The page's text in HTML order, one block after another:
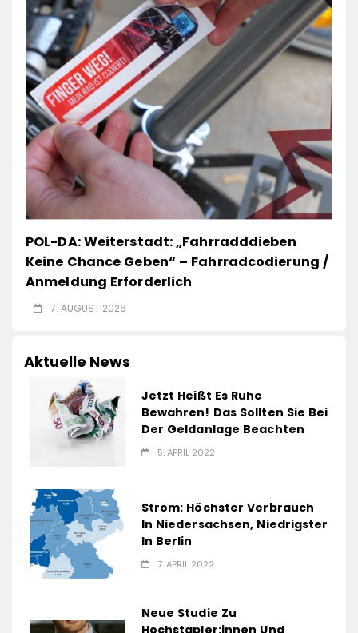
POL-DA: Weiterstadt: „Fahrradddieben
Keine Chance Geben“ – Fahrradcodierung /
Anmeldung Erforderlich
7. AUGUST 2026
Aktuelle News
Jetzt Heißt Es Ruhe
Bewahren! Das Sollten Sie Bei
Der Geldanlage Beachten
5. APRIL 2022
Strom: Höchster Verbrauch
In Niedersachsen, Niedrigster
In Berlin
7. APRIL 2022
Neue Studie Zu